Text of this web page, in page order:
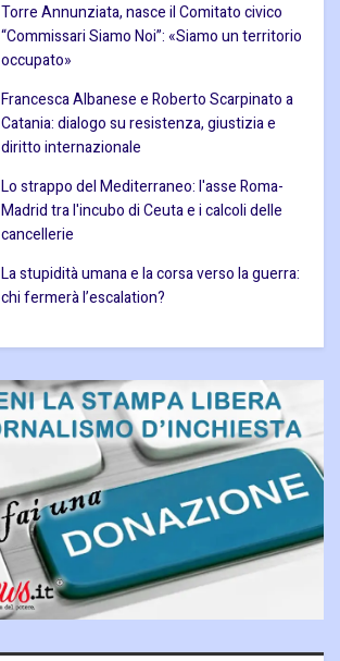
Torre Annunziata, nasce il Comitato civico
“Commissari Siamo Noi”: «Siamo un territorio
occupato»
Francesca Albanese e Roberto Scarpinato a
Catania: dialogo su resistenza, giustizia e
diritto internazionale
Lo strappo del Mediterraneo: l'asse Roma-
Madrid tra l'incubo di Ceuta e i calcoli delle
cancellerie
La stupidità umana e la corsa verso la guerra:
chi fermerà l’escalation?